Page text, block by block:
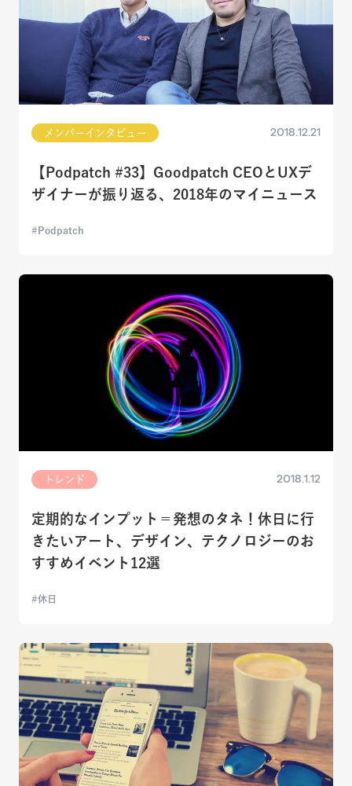
メンバーインタビュー 2018.12.21
【Podpatch #33】Goodpatch CEOとUXデ
ザイナーが振り返る、2018年のマイニュース
Podpatch
トレンド 2018.1.12
定期的なインプット＝発想のタネ！休日に行
きたいアート、デザイン、テクノロジーのお
すすめイベント12選
休日